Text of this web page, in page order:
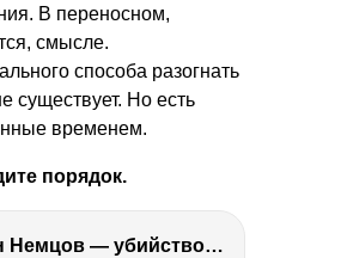
В переносном,
смысле.
способа разогнать
существует. Но есть
временем.
порядок.
Антон Немцов — убийство Бориса Немцова, переезд в Дубай, семья и политика